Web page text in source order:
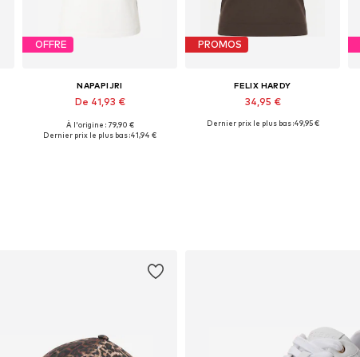
OFFRE
NAPAPIJRI
De 41,93 €
Tailles disponibles: XS, S, M, L, XL
À l'origine : 79,90 €
Dernier prix le plus bas :41,94 €
PROMOS
FELIX HARDY
34,95 €
Tailles disponibles: S, M, L, XL
Dernier prix le plus bas :49,95 €